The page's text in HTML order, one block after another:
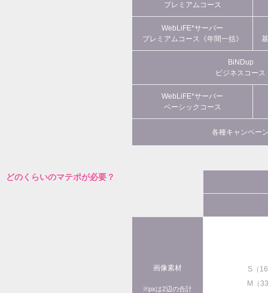
プレミアムコース
WebLiFE*サーバー
プレミアムコース《年間一括》
BiNDup
ビジネスコース
WebLiFE*サーバー
ベーシックコース
各種キャンペー
どのくらいのマテポが必要？
画像素材
※pxは2辺の合計
S（
M（